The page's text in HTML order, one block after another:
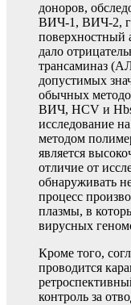
доноров,
ВИЧ-1, ВИЧ-2,
поверхностный
дало
трансаминаз
допустимых
обычных
ВИЧ, HCV и
исследование
методом
является
отличие от
обнаруживать
процесс
плазмы, в
вирусных
Кроме того,
проводится
контроль за